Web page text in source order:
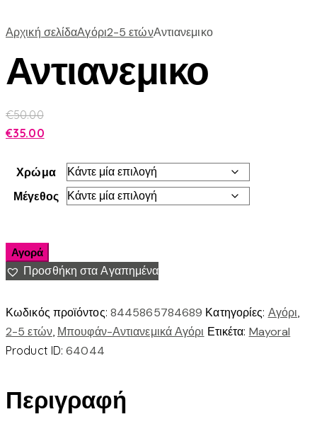
Αρχική σελίδαΑγόρι2-5 ετώνΑντιανεμικο
Αντιανεμικο
€50.00
€35.00
Χρώμα
Μέγεθος
Αγορά
Προσθήκη στα Αγαπημένα
Κωδικός προϊόντος: 8445865784689 Κατηγορίες: Αγόρι,
2-5 ετών, Μπουφάν-Αντιανεμικά Αγόρι Ετικέτα: Mayoral
Product ID:64044
Περιγραφή